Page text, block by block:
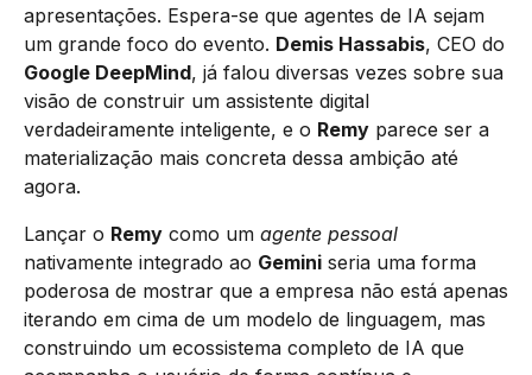
apresentações. Espera-se que agentes de IA sejam
um grande foco do evento. Demis Hassabis, CEO do
Google DeepMind, já falou diversas vezes sobre sua
visão de construir um assistente digital
verdadeiramente inteligente, e o Remy parece ser a
materialização mais concreta dessa ambição até
agora.
Lançar o Remy como um agente pessoal
nativamente integrado ao Gemini seria uma forma
poderosa de mostrar que a empresa não está apenas
iterando em cima de um modelo de linguagem, mas
construindo um ecossistema completo de IA que